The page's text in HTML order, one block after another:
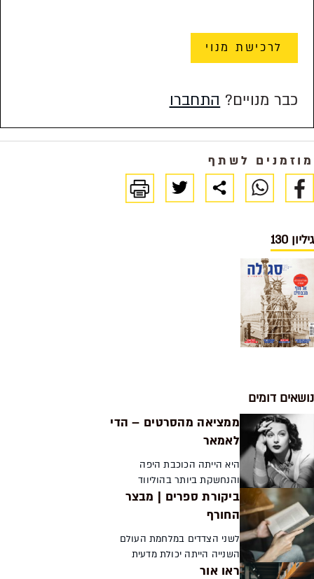
לרכישת מנוי
כבר מנויים? התחברו
מוזמנים לשתף
גיליון 130
נושאים דומים
ממציאה מהסרטים – הדי
לאמאר
היא הייתה הכוכבת היפה
והנחשקת ביותר בהוליווד
פרצופה התנוסס בענק על לוחות
המודעות ושערוריות המתאימות
בשמה. אולם לשחקנית היהודייה
ילי...
ביקורת ספרים | מבצר
החורף
לשני הצדדים במלחמת העולם
השנייה הייתה יכולת מדעית
וטכנולוגית לפתח פצצת אטום.
ראו אור